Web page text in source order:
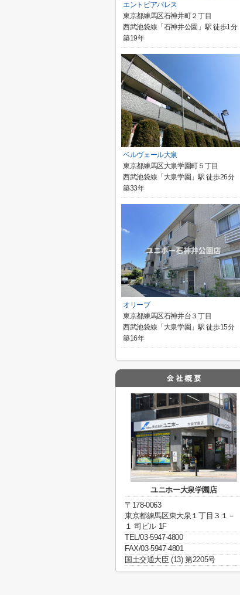
エントピアパレス
東京都練馬区石神井町２丁目
西武池袋線「石神井公園」駅 徒歩1分
築19年
ベルヴェール大泉
東京都練馬区大泉学園町５丁目
西武池袋線「大泉学園」駅 徒歩26分
築33年
オリーブ
東京都練馬区石神井台３丁目
西武池袋線「大泉学園」駅 徒歩15分
築16年
ユニホー大泉学園店
〒178-0063
東京都練馬区東大泉１丁目３１－
１ 司ビル 1F
TEL/03-5947-4800
FAX/03-5947-4801
国土交通大臣 (13) 第2205号